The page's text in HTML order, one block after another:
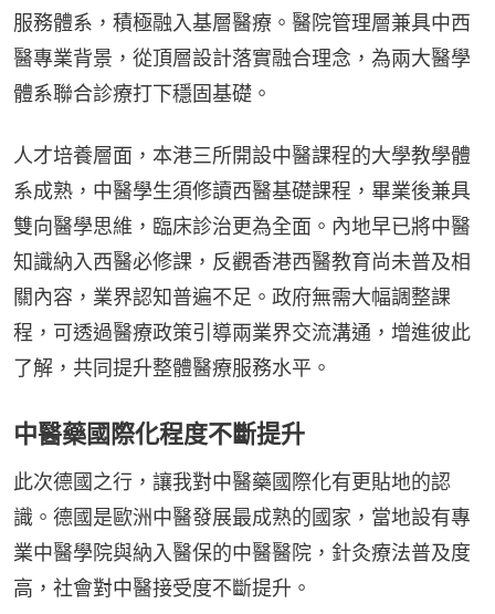
服務體系，積極融入基層醫療。醫院管理層兼具中西
醫專業背景，從頂層設計落實融合理念，為兩大醫學
體系聯合診療打下穩固基礎。
人才培養層面，本港三所開設中醫課程的大學教學體
系成熟，中醫學生須修讀西醫基礎課程，畢業後兼具
雙向醫學思維，臨床診治更為全面。內地早已將中醫
知識納入西醫必修課，反觀香港西醫教育尚未普及相
關內容，業界認知普遍不足。政府無需大幅調整課
程，可透過醫療政策引導兩業界交流溝通，增進彼此
了解，共同提升整體醫療服務水平。
中醫藥國際化程度不斷提升
此次德國之行，讓我對中醫藥國際化有更貼地的認
識。德國是歐洲中醫發展最成熟的國家，當地設有專
業中醫學院與納入醫保的中醫醫院，針灸療法普及度
高，社會對中醫接受度不斷提升。